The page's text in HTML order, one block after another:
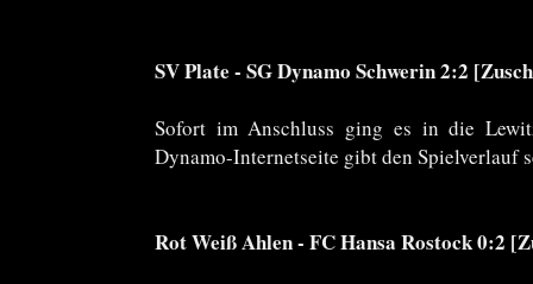
SV Plate - SG Dynamo Schwerin 2:2
Sofort im Anschluss ging es in die
Dynamo-Internetseite gibt den Spielverlauf
Rot Weiß Ahlen - FC Hansa Rostock 0:2